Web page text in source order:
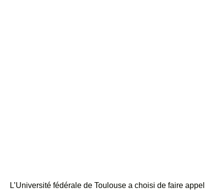
L’Université fédérale de Toulouse a choisi de faire appel